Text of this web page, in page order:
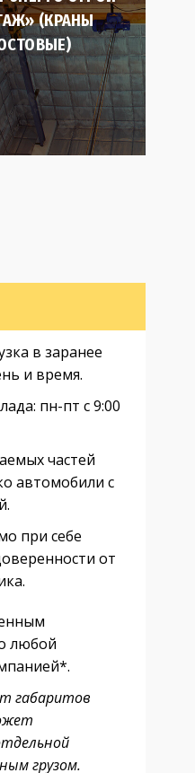
(КРАНЫ
в заранее
и время.
пн-пт с 9:00
частей
автомобили с
при себе
от
любой
габаритов
грузом.